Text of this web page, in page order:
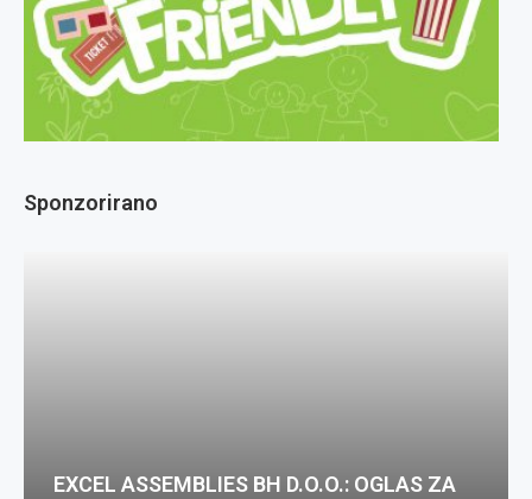
Sponzorirano
EXCEL ASSEMBLIES BH D.O.O.: OGLAS ZA